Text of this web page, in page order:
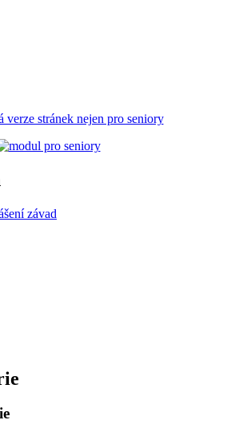
verze stránek nejen pro seniory